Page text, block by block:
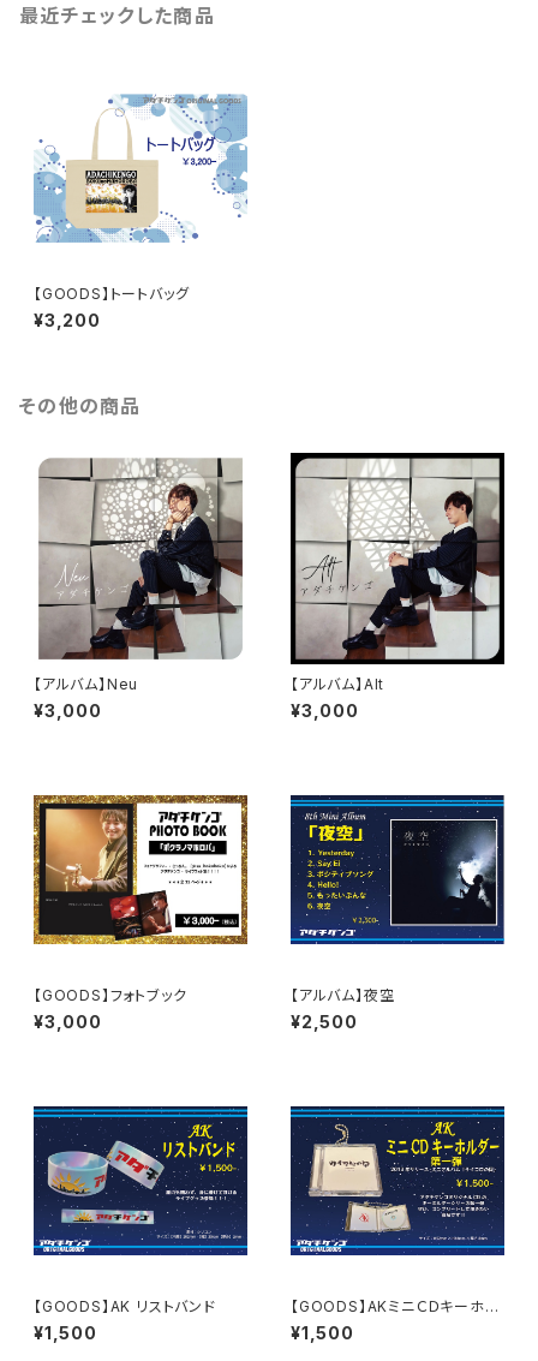
最近チェックした商品
【GOODS】トートバッグ
¥3,200
その他の商品
【アルバム】Neu
¥3,000
【アルバム】Alt
¥3,000
【GOODS】フォトブック
¥3,000
【アルバム】夜空
¥2,500
【GOODS】AK リストバンド
¥1,500
【GOODS】AKミニＣＤキーホル
ダー 第一弾
¥1,500